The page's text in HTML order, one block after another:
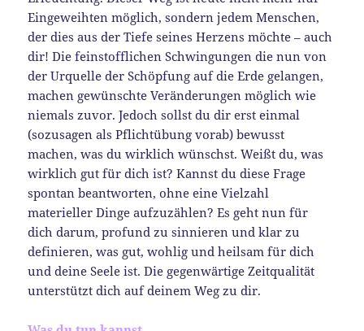
Eingeweihten möglich, sondern jedem Menschen,
der dies aus der Tiefe seines Herzens möchte – auch
dir! Die feinstofflichen Schwingungen die nun von
der Urquelle der Schöpfung auf die Erde gelangen,
machen gewünschte Veränderungen möglich wie
niemals zuvor. Jedoch sollst du dir erst einmal
(sozusagen als Pflichtübung vorab) bewusst
machen, was du wirklich wünschst. Weißt du, was
wirklich gut für dich ist? Kannst du diese Frage
spontan beantworten, ohne eine Vielzahl
materieller Dinge aufzuzählen? Es geht nun für
dich darum, profund zu sinnieren und klar zu
definieren, was gut, wohlig und heilsam für dich
und deine Seele ist. Die gegenwärtige Zeitqualität
unterstützt dich auf deinem Weg zu dir.